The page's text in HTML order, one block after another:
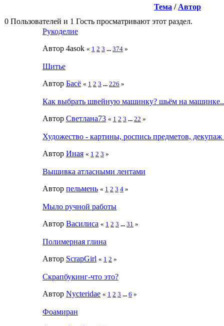
Тема / Автор
0 Пользователей и 1 Гость просматривают этот раздел.
Рукоделие
Автор 4asok « 1 2 3 ... 374 »
Шитье
Автор Басё « 1 2 3 ... 226 »
Как выбрать швейную машинку? шьём на
Автор Светлана73 « 1 2 3 ... 22 »
Художество - картины, роспись предметов, декупаж
Автор Иная « 1 2 3 »
Вышивка атласными лентами
Автор пельмень « 1 2 3 4 »
Мыло ручной работы
Автор Василиса « 1 2 3 ... 31 »
Полимерная глина
Автор ScrapGirl « 1 2 »
Скрапбукинг-что это?
Автор Nycteridae « 1 2 3 ... 6 »
Фоамиран